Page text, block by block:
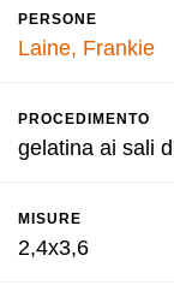
PERSONE
Laine, Frankie
PROCEDIMENTO
gelatina ai sali
MISURE
2,4x3,6